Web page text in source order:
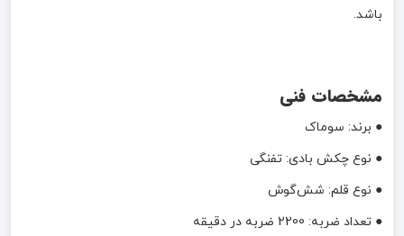
باشد.
مشخصات فنی
● برند: سوماک
● نوع چکش بادی: تفنگی
● نوع قلم: شش‌گوش
● تعداد ضربه: 2200 ضربه در دقیقه